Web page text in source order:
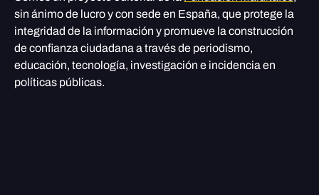
sin ánimo de lucro y con sede en España, que protege la
integridad de la información y promueve la construcción
de confianza ciudadana a través de periodismo,
educación, tecnología, investigación e incidencia en
políticas públicas.